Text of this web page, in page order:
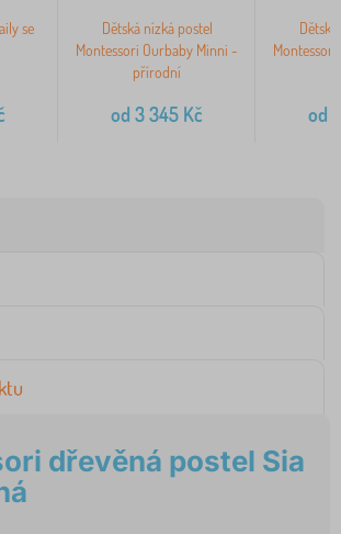
se
Dětská nízká postel
Montessori Ourbaby Minni -
přírodní
od 3 345 Kč od
dřevěná postel Sia